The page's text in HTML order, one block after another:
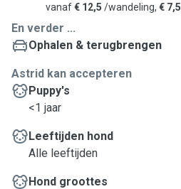
vanaf€ 12,5 /wandeling, € 7,5
En verder ...
Ophalen & terugbrengen
Astrid kan accepteren
Puppy's
<1 jaar
Leeftijden hond
Alle leeftijden
Hond groottes